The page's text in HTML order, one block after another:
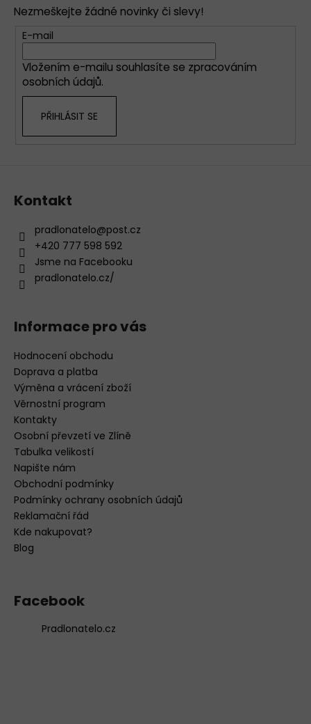
a
í
p
r
Nezmeškejte žádné novinky či slevy!
E-mail
Vložením e-mailu souhlasíte se zpracováním
osobních údajů.
PŘIHLÁSIT SE
Kontakt
pradlonatelo@post.cz
+420 777 598 592
Jsme na Facebooku
pradlonatelo.cz/
Informace pro vás
Hodnocení obchodu
Doprava a platba
Výměna a vrácení zboží
Věrnostní program
Kontakty
Osobní převzetí ve Zlíně
Tabulka velikostí
Napište nám
Obchodní podmínky
Podmínky ochrany osobních údajů
Reklamační řád
Kde nakupovat?
Blog
Facebook
Pradlonatelo.cz